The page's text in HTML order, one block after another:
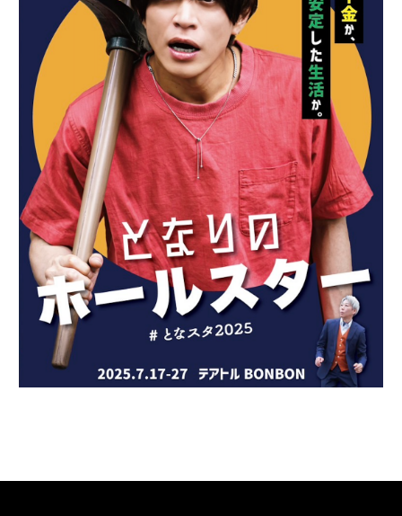
お知らせ
配信作品
楽しみ方
ポイント購入
利用ガイド
運営会社